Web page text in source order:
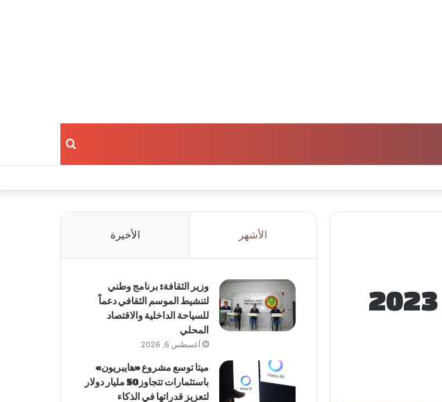
بحث
الأشهر الأخيرة
وزير الثقافة: برنامج وطني
لتنشيط الموسم الثقافي دعماً
للسياحة الداخلية والاقتصاد
المحلي
أغسطس 6, 2026
ميتا توسع مشروع «هايبريون»
باستثمارات تتجاوز 50 مليار دولار
لتعزيز قدراتها في الذكاء